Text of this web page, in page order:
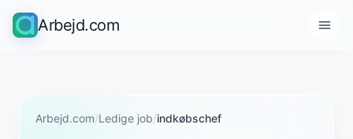
Arbejd.com
Arbejd.com/Ledige job/indkøbschef